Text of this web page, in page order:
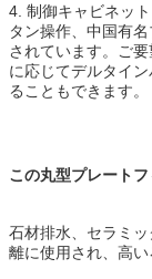
4. 制御キャビネッ
タン操作、中国有
されています。ご
に応じてデルタイ
ることもできます。
この丸型プレート
石材排水、セラミ
離に使用され、高い